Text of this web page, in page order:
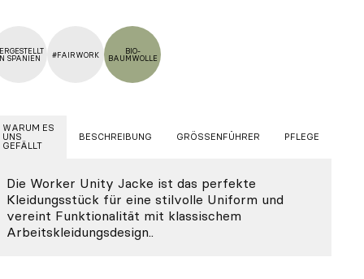
SPANIEN
#FAIRWORK
BIO-
BAUMWOLLE
WARUM ES
UNS
GEFÄLLT
BESCHREIBUNG GRÖSSENFÜHRER PFLEGE
Die Worker Unity Jacke ist das perfekte
Kleidungsstück für eine stilvolle Uniform und
vereint Funktionalität mit klassischem
Arbeitskleidungsdesign..